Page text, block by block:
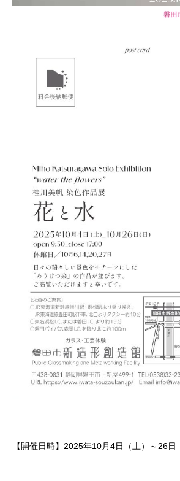
【開催日時】2025年10月4日（土）～26